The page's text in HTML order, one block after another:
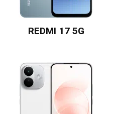
REDMI 17 5G